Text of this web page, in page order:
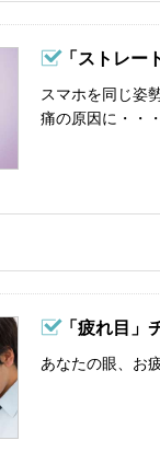
「ストレー
スマホを同じ姿
痛の原因に・・・
「疲れ目」
あなたの眼、お